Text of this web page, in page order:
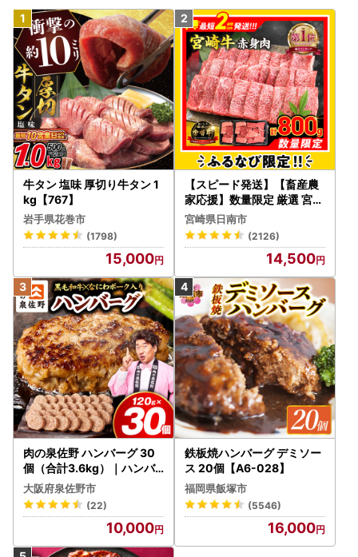
牛タン 塩味 厚切り牛タン 1
kg【767】
岩手県花巻市
(1798)
15,000
【スピード発送】【畜産農
家応援】数量限定 厳選 宮崎
牛 赤身 焼肉 計800g FN-Li
mited-PR_BDV5-26-2W
宮崎県日南市
(2126)
14,500
肉の泉佐野 ハンバーグ 30
個（合計3.6kg）｜ハンバ
ーグ 訳あり 黒毛和牛×なに
わポーク
大阪府泉佐野市
(22)
10,000
鉄板焼ハンバーグ デミソー
ス 20個【A6-028】
福岡県飯塚市
(5546)
16,000